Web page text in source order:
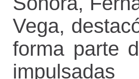
Vega,
forma parte